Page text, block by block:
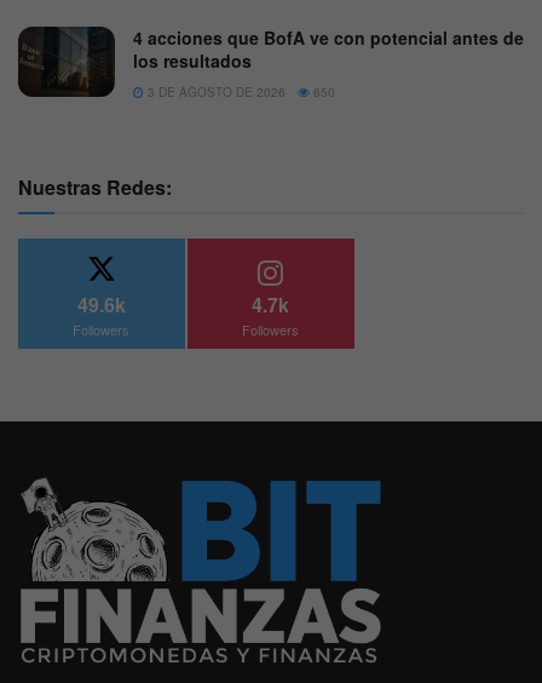
4 acciones que BofA ve con potencial antes de
los resultados
3 DE AGOSTO DE 2026 650
Nuestras Redes:
49.6k
Followers
4.7k
Followers